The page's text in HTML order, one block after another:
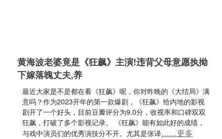
黄海波老婆竟是《狂飙》主演!违背父母意愿执拗
下嫁落魄丈夫,养
最近大家是不是都在看《狂飙》呢，你对昨晚的《大结局》满
意吗？作为2023开年的第一款爆剧，《狂飙》给内地的影视
剧开了一个好头，目前豆瓣评分为9.0分，收视率和口碑双双
狂飙，打破了多个影视记录。 《狂飙》能有如此好的成绩，
与戏中演员们的优秀演技分不开。尤其是张译……更多